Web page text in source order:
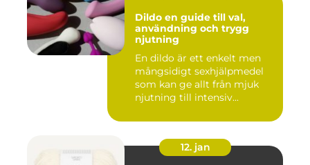
Dildo en guide till val,
användning och trygg
njutning
En dildo är ett enkelt men
mångsidigt sexhjälpmedel
som kan ge allt från mjuk
njutning till intensiv...
12. jan